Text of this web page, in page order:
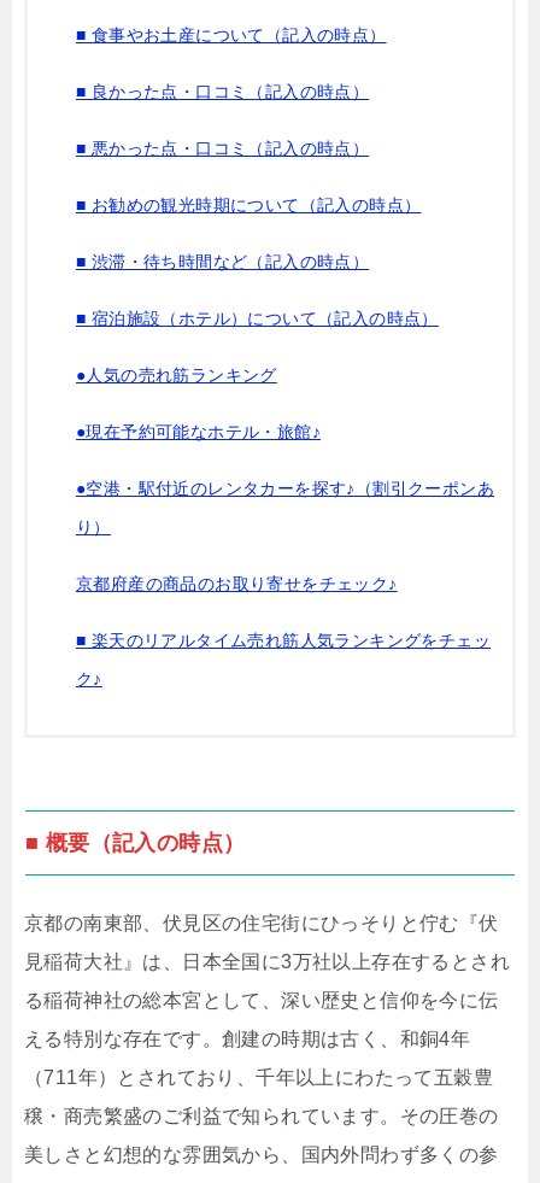
■ 食事やお土産について（記入の時点）
■ 良かった点・口コミ（記入の時点）
■ 悪かった点・口コミ（記入の時点）
■ お勧めの観光時期について（記入の時点）
■ 渋滞・待ち時間など（記入の時点）
■ 宿泊施設（ホテル）について（記入の時点）
●人気の売れ筋ランキング
●現在予約可能なホテル・旅館♪
●空港・駅付近のレンタカーを探す♪（割引クーポンあ
り）
京都府産の商品のお取り寄せをチェック♪
■ 楽天のリアルタイム売れ筋人気ランキングをチェッ
ク♪
■ 概要（記入の時点）
京都の南東部、伏見区の住宅街にひっそりと佇む『伏
見稲荷大社』は、日本全国に3万社以上存在するとされ
る稲荷神社の総本宮として、深い歴史と信仰を今に伝
える特別な存在です。創建の時期は古く、和銅4年
（711年）とされており、千年以上にわたって五穀豊
穣・商売繁盛のご利益で知られています。その圧巻の
美しさと幻想的な雰囲気から、国内外問わず多くの参